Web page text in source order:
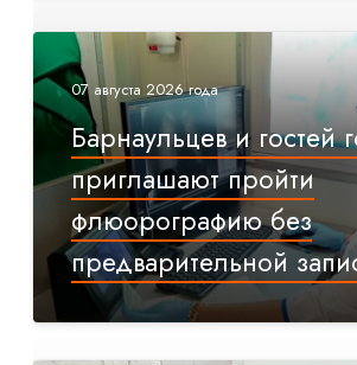
07 августа 2026 года
Барнаульцев и гостей
приглашают пройти
флюорографию без
предварительной